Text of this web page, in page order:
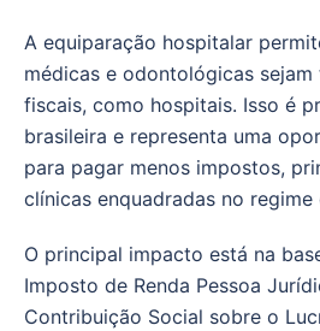
A equiparação hospitalar
médicas e odontológicas
fiscais, como hospitais. Isso é
brasileira e representa uma
para pagar menos impostos,
clínicas enquadradas no
O principal impacto está na
Imposto de Renda Pessoa
Contribuição Social sobre o